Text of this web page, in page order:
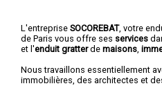
L'entreprise SOCOREBAT, votre
de Paris vous offre ses services
et l'enduit gratterde maisons
Nous travaillons essentiellement
immobilières, des architectes et